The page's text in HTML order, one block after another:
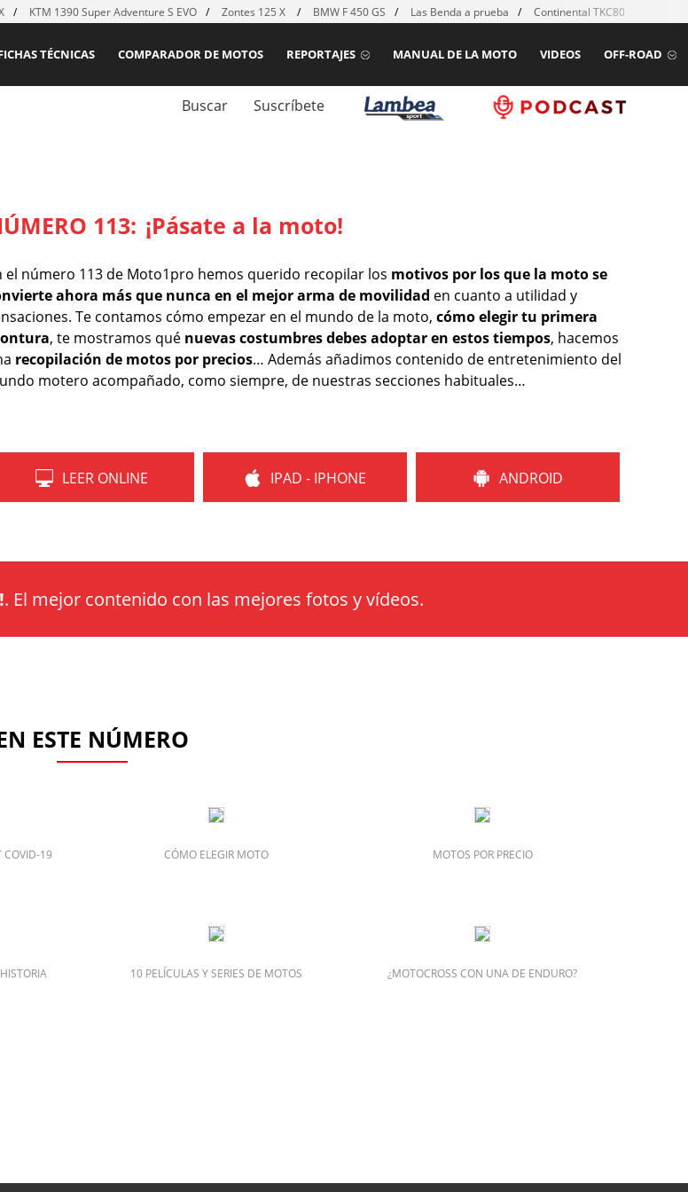
KTM 1390 Super Adventure S EVO Zontes 125 X BMW F 450 GS Las Benda a prueba Continental TKC80 mk2
OFF-ROAD
VIDEOS
MANUAL DE LA MOTO
REPORTAJES
COMPARADOR DE MOTOS
TÉCNICAS
Buscar Suscríbete
113: ¡Pásate a la moto!
el número 113 de Moto1pro hemos querido recopilar los motivos por los que la moto se
ahora más que nunca en el mejor arma de movilidad en cuanto a utilidad y
Te contamos cómo empezar en el mundo de la moto, cómo elegir tu primera
, te mostramos qué nuevas costumbres debes adoptar en estos tiempos, hacemos
recopilación de motos por precios… Además añadimos contenido de entretenimiento del
motero acompañado, como siempre, de nuestras secciones habituales…
LEER ONLINE IPAD - IPHONE ANDROID
. El mejor contenido con las mejores fotos y vídeos.
ESTE NÚMERO
COVID-19 CÓMO ELEGIR MOTO MOTOS POR PRECIO
10 PELÍCULAS Y SERIES DE MOTOS ¿MOTOCROSS CON UNA DE ENDURO?